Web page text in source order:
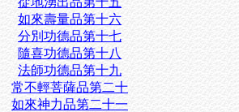
如來壽量品第十六
分別功德品第十七
隨喜功德品第十八
法師功德品第十九
常不輕菩薩品第二十
如來神力品第二十一